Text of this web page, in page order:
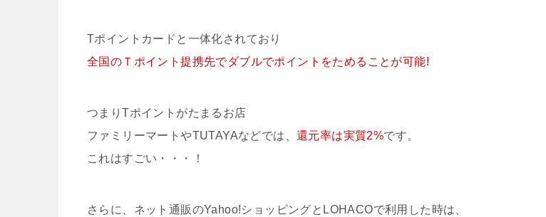
Tポイントカードと一体化されており
全国のＴポイント提携先でダブルでポイントをためることが可能!
つまりTポイントがたまるお店
ファミリーマートやTUTAYAなどでは、 還元率は実質2%です。
これはすごい・・・！
さらに、ネット通販のYahoo!ショッピングとLOHACOで利用した時は、